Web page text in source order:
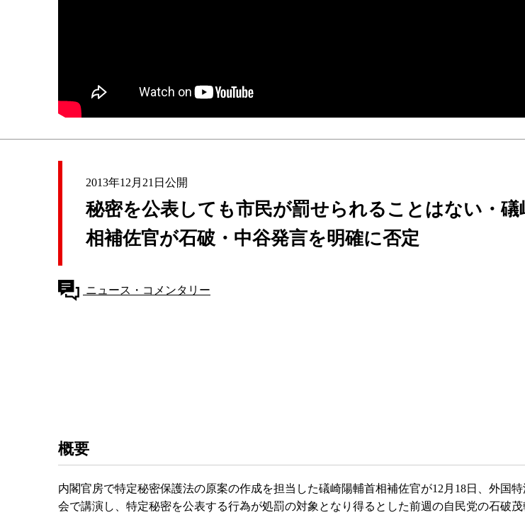
2013年12月21日公開
秘密を公表しても市民が罰せられることはない・礒
相補佐官が石破・中谷発言を明確に否定
ニュース・コメンタリー
概要
内閣官房で特定秘密保護法の原案の作成を担当した礒崎陽輔首相補佐官が12月18日、外国特
会で講演し、特定秘密を公表する行為が処罰の対象となり得るとした前週の自民党の石破